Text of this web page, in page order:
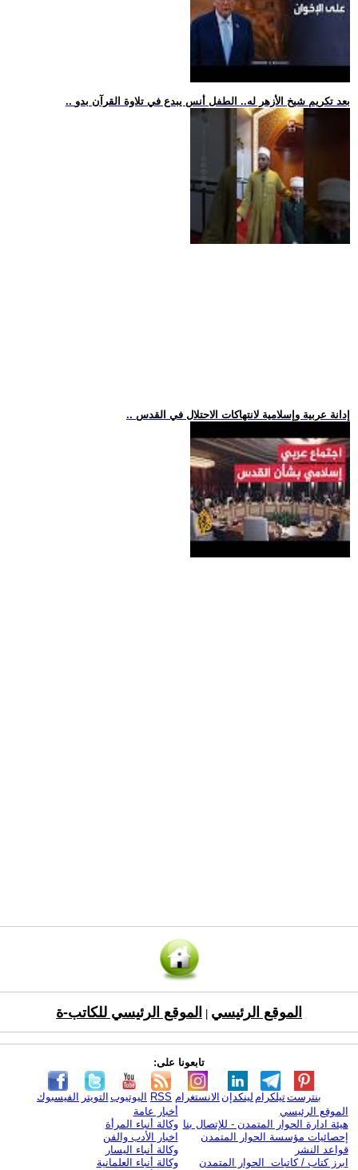
.. بعد تكريم شيخ الأزهر له.. الطفل أنس يبدع في تلاوة القرآن بدو
.. إدانة عربية وإسلامية لانتهاكات الاحتلال في القدس
الموقع الرئيسي الموقع الرئيسي للكاتب-ة
تابعونا على:
الفيسبوك التويتر اليوتيوب RSS الانستغرام لينكدإن تيلكرامبنترست
الموقع الرئيسي
هيئة ادارة الحوار المتمدن - للإتصال بنا
إحصائيات مؤسسة الحوار المتمدن
قواعد النشر
ابرز كتاب / كاتبات الحوار المتمدن
أخبار عامة
وكالة أنباء المرأة
اخبار الأدب والفن
وكالة أنباء اليسار
وكالة أنباء العلمانية